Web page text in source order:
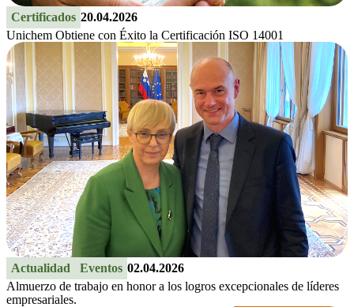
Certificados 20.04.2026
Unichem Obtiene con Éxito la Certificación ISO 14001
Actualidad Eventos 02.04.2026
Almuerzo de trabajo en honor a los logros excepcionales de líderes
empresariales.